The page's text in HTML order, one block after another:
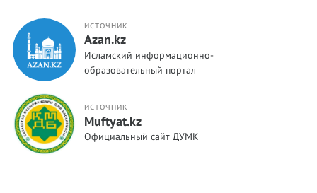
ИСТОЧНИК
Azan.kz
Исламский информационно-
образовательный портал
ИСТОЧНИК
Muftyat.kz
Официальный сайт ДУМК